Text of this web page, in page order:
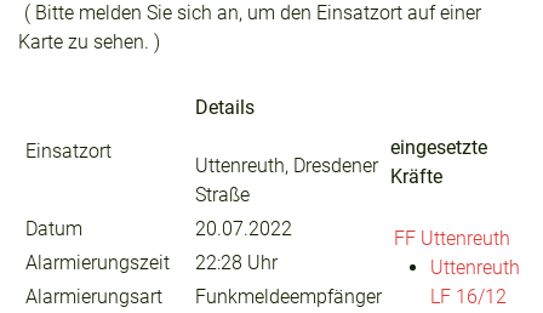
( Bitte melden Sie sich an, um den Einsatzort auf einer
Karte zu sehen. )
Einsatzort
Details
Uttenreuth, Dresdener
Straße
Datum
20.07.2022
Alarmierungszeit
22:28 Uhr
Alarmierungsart
Funkmeldeempfänger
eingesetzte
Kräfte
FF Uttenreuth
Uttenreuth
LF 16/12